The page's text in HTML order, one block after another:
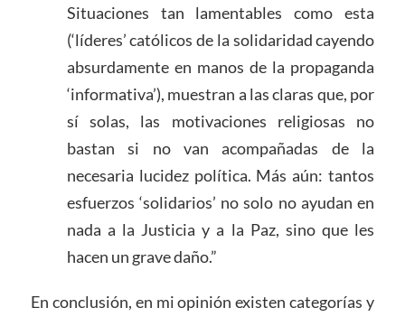
Situaciones tan lamentables como esta
(‘líderes’ católicos de la solidaridad cayendo
absurdamente en manos de la propaganda
‘informativa’), muestran a las claras que, por
sí solas, las motivaciones religiosas no
bastan si no van acompañadas de la
necesaria lucidez política. Más aún: tantos
esfuerzos ‘solidarios’ no solo no ayudan en
nada a la Justicia y a la Paz, sino que les
hacen un grave daño.”
En conclusión, en mi opinión existen categorías y